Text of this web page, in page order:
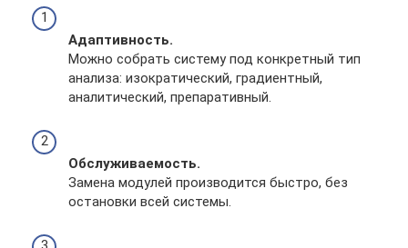
Адаптивность.
Можно собрать систему под конкретный тип
анализа: изократический, градиентный,
аналитический, препаративный.
Обслуживаемость.
Замена модулей производится быстро, без
остановки всей системы.